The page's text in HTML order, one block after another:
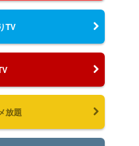
TV
放題